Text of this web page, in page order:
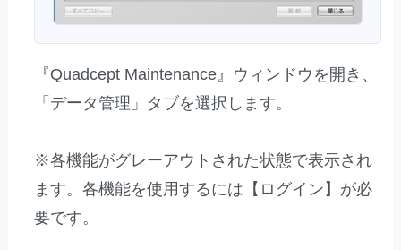
『Quadcept Maintenance』ウィンドウを開き、
「データ管理」タブを選択します。
※各機能がグレーアウトされた状態で表示され
ます。各機能を使用するには【ログイン】が必
要です。